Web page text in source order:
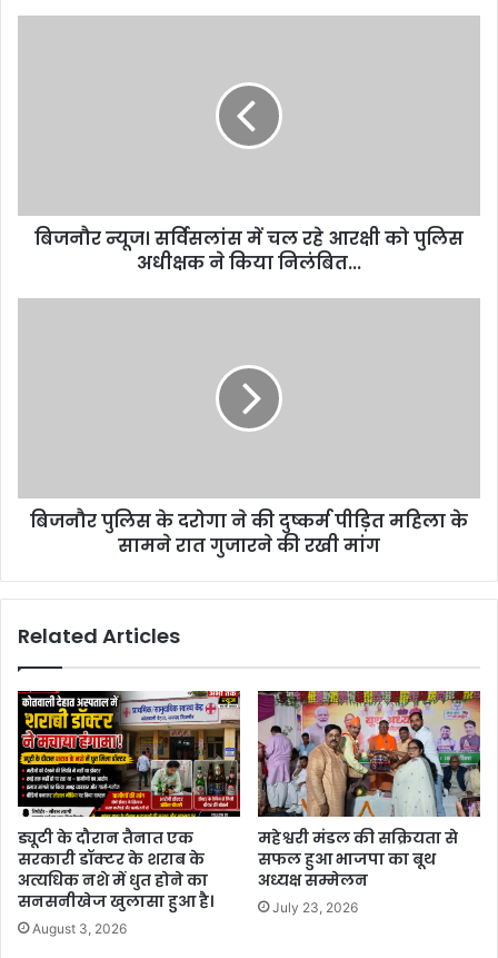
बिजनौर न्यूज। सर्विसलांस में चल रहे आरक्षी को पुलिस
अधीक्षक ने किया निलंबित...
बिजनौर पुलिस के दरोगा ने की दुष्कर्म पीड़ित महिला के
सामने रात गुजारने की रखी मांग
Related Articles
ड्यूटी के दौरान तैनात एक
सरकारी डॉक्टर के शराब के
अत्यधिक नशे में धुत होने का
सनसनीखेज खुलासा हुआ है।
August 3, 2026
महेश्वरी मंडल की सक्रियता से
सफल हुआ भाजपा का बूथ
अध्यक्ष सम्मेलन
July 23, 2026